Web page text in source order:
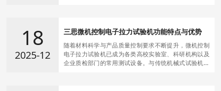
18
2025-12
三思微机控制电子拉力试验机功能特点与优势
随着材料科学与产品质量控制要求不断提升，微机控制
电子拉力试验机已成为各类高校实验室、科研机构以及
企业质检部门的常用测试设备。与传统机械式试验机相